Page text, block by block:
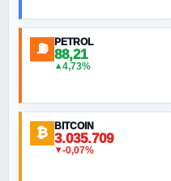
NURETTIN
ORHAN
Fahişeye beyinli
⛽ PETROL
88,21
▲4,73%
₿ BITCOIN
3.035.709
▼-0,07%